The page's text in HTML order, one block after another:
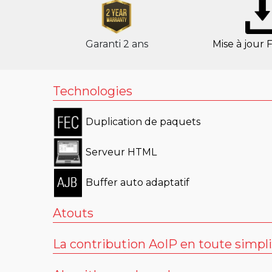
Serveur STUN
LOCATION
Scoopy+ S
Scoopy+
4MINX
Garanti 2 ans Mise à jour
Technologies
Duplication de paquets
Serveur HTML
Buffer auto adaptatif
Atouts
Toute la technologie AETA Audio
Remote Access: Contrôle à distance
La contribution AoIP en toute
À domicile ou dans une chambre d’hôtel,